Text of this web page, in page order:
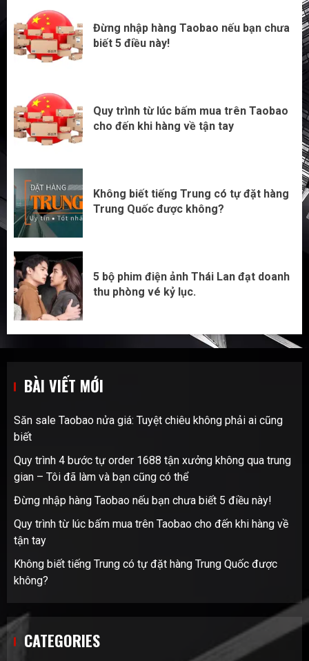
Đừng nhập hàng Taobao nếu bạn chưa
biết 5 điều này!
Quy trình từ lúc bấm mua trên Taobao
cho đến khi hàng về tận tay
Không biết tiếng Trung có tự đặt hàng
Trung Quốc được không?
5 bộ phim điện ảnh Thái Lan đạt doanh
thu phòng vé kỷ lục.
BÀI VIẾT MỚI
Săn sale Taobao nửa giá: Tuyệt chiêu không phải ai cũng
biết
Quy trình 4 bước tự order 1688 tận xưởng không qua trung
gian – Tôi đã làm và bạn cũng có thể
Đừng nhập hàng Taobao nếu bạn chưa biết 5 điều này!
Quy trình từ lúc bấm mua trên Taobao cho đến khi hàng về
tận tay
Không biết tiếng Trung có tự đặt hàng Trung Quốc được
không?
CATEGORIES